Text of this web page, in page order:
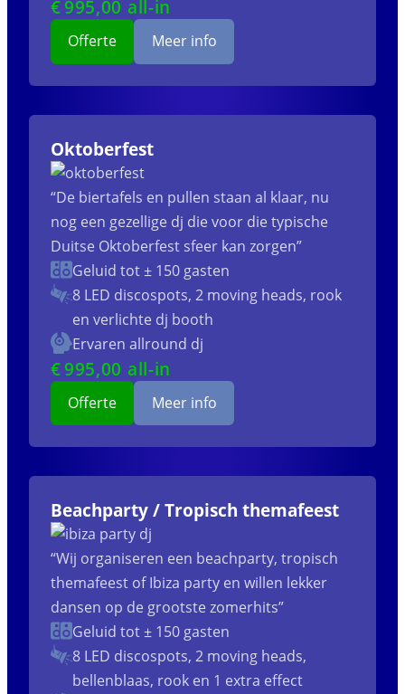
€995,00 all-in
Offerte Meer info
Oktoberfest
“De biertafels en pullen staan al klaar, nu
nog een gezellige dj die voor die typische
Duitse Oktoberfest sfeer kan zorgen”
Geluid tot ± 150 gasten
8 LED discospots, 2 moving heads, rook
en verlichte dj booth
Ervaren allround dj
€995,00 all-in
Offerte Meer info
Beachparty / Tropisch themafeest
“Wij organiseren een beachparty, tropisch
themafeest of Ibiza party en willen lekker
dansen op de grootste zomerhits”
Geluid tot ± 150 gasten
8 LED discospots, 2 moving heads,
bellenblaas, rook en 1 extra effect